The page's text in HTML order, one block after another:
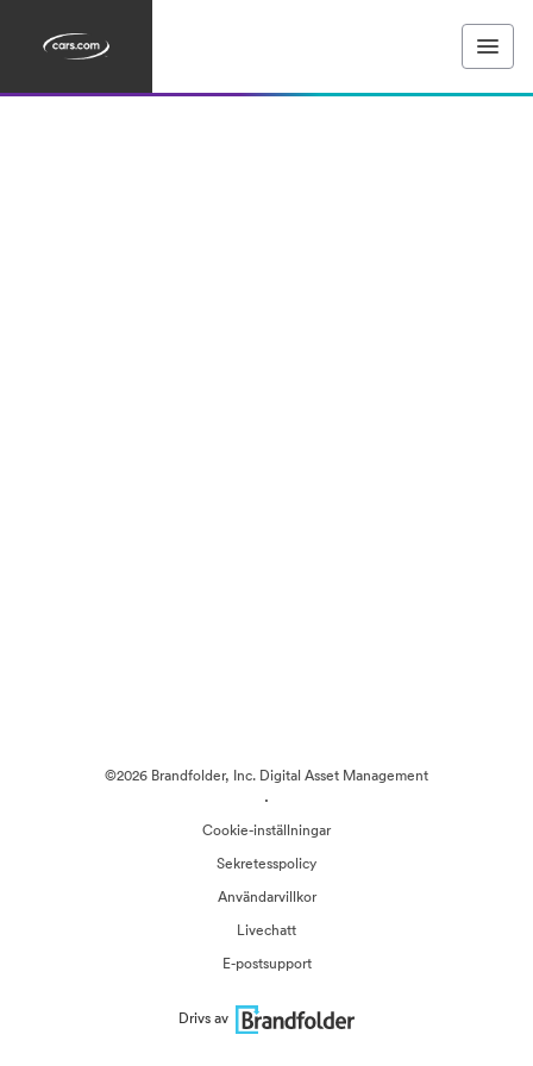
©2026 Brandfolder, Inc. Digital Asset Management
·
Cookie-inställningar
Sekretesspolicy
Användarvillkor
Livechatt
E-postsupport
Drivs av